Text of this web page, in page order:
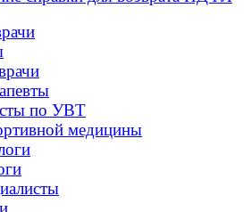
по УВТ
медицины